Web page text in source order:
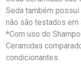
Seda também possui
não são testados em
*Com uso do
Ceramidas
condicionantes.